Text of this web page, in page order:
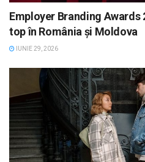
Employer Branding
top în România și Moldova
IUNIE 29, 2026